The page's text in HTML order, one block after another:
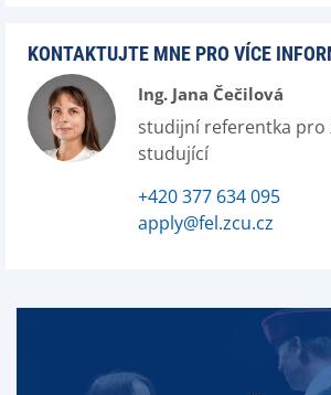
KONTAKTUJTE MNE PRO VÍCE
Ing. Jana Čečilová
studijní referentka pro
studující
+420 377 634 095
apply@fel.zcu.cz